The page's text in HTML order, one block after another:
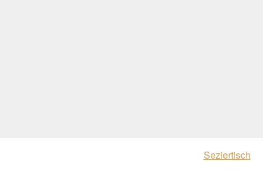
Seziertisch